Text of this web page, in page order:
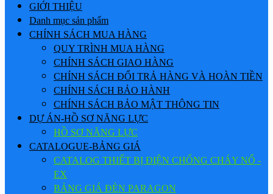
GIỚI THIỆU
Danh mục sản phẩm
CHÍNH SÁCH MUA HÀNG
QUY TRÌNH MUA HÀNG
CHÍNH SÁCH GIAO HÀNG
CHÍNH SÁCH ĐỔI TRẢ HÀNG VÀ HOÀN TIỀN
CHÍNH SÁCH BẢO HÀNH
CHÍNH SÁCH BẢO MẬT THÔNG TIN
DỰ ÁN-HỒ SƠ NĂNG LỰC
HỒ SƠ NĂNG LỰC
CATALOGUE-BẢNG GIÁ
CATALOG THIẾT BỊ ĐIỆN CHỐNG CHÁY NỔ -
EX
BẢNG GIÁ ĐÈN PARAGON